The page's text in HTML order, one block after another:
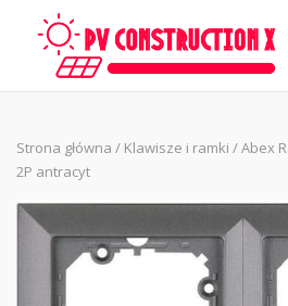
Strona główna / Klawisze i ramki / Abex
2P antracyt